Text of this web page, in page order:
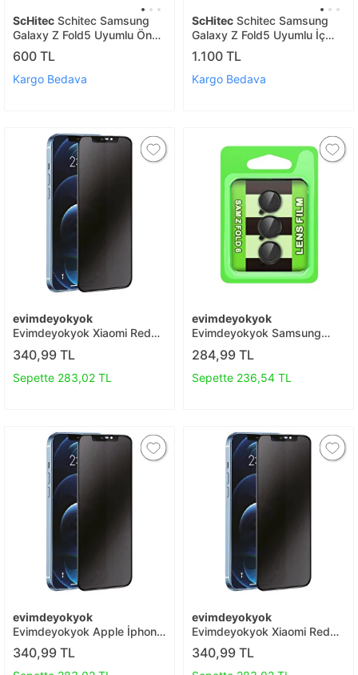
ScHitec Schitec Samsung
Galaxy Z Fold5 Uyumlu Ön
Yüzey Hayalet Privacy
Hidrojel Ekran Koruyucu
600 TL
Kargo Bedava
ScHitec Schitec Samsung
Galaxy Z Fold5 Uyumlu İç
Ekran Hayalet Privacy
Hidrojel Koruyucu
1.100 TL
Kargo Bedava
evimdeyokyok
Evimdeyokyok Xiaomi Redmi
12 3d Antistatik Hayalet
Cam Ekran Koruyucu T20
340,99 TL
Sepette 283,02 TL
evimdeyokyok
Evimdeyokyok Samsung
Galaxy Z Fold 6 Raze Metal
Kamera Lens - Siyah T20
284,99 TL
Sepette 236,54 TL
evimdeyokyok
Evimdeyokyok Apple İphone
7 Plus 3d Antistatik Hayalet
Cam Ekran Koruyucu - Siyah
340,99 TL
evimdeyokyok
Evimdeyokyok Xiaomi Redmi
Note 8 3d Antistatik Hayalet
Cam Ekran Koruyucu T20
340,99 TL